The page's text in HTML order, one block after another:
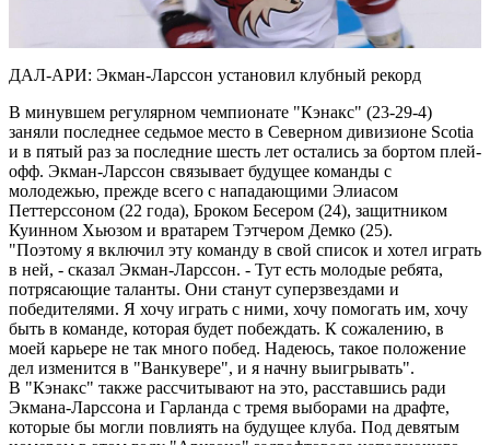
Video
ДАЛ-АРИ: Экман-Ларссон установил клубный рекорд
В минувшем регулярном чемпионате "Кэнакс" (23-29-4)
заняли последнее седьмое место в Северном дивизионе Scotia
и в пятый раз за последние шесть лет остались за бортом плей-
офф. Экман-Ларссон связывает будущее команды с
молодежью, прежде всего с нападающими Элиасом
Петтерссоном (22 года), Броком Бесером (24), защитником
Куинном Хьюзом и вратарем Тэтчером Демко (25).
"Поэтому я включил эту команду в свой список и хотел играть
в ней, - сказал Экман-Ларссон. - Тут есть молодые ребята,
потрясающие таланты. Они станут суперзвездами и
победителями. Я хочу играть с ними, хочу помогать им, хочу
быть в команде, которая будет побеждать. К сожалению, в
моей карьере не так много побед. Надеюсь, такое положение
дел изменится в "Ванкувере", и я начну выигрывать".
В "Кэнакс" также рассчитывают на это, расставшись ради
Экмана-Ларссона и Гарланда с тремя выборами на драфте,
которые бы могли повлиять на будущее клуба. Под девятым